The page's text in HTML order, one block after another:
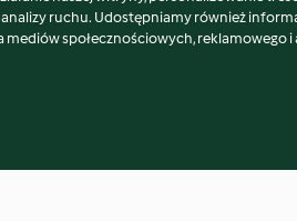
ruchu. Udostępniamy również
społecznościowych, reklamowego i